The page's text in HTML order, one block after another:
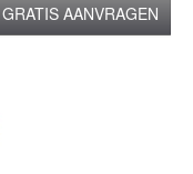
GRATIS AANVRAGEN